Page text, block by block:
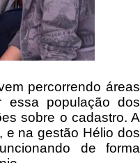
percorrendo áreas
população dos
sobre o cadastro. A
e na gestão Hélio dos
de forma